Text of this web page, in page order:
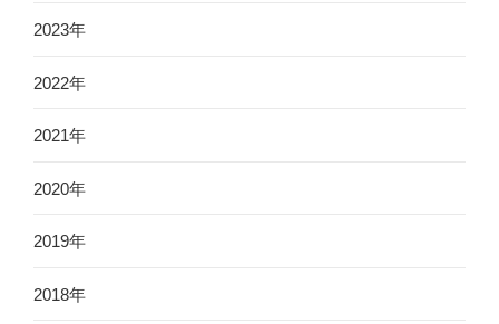
2023年
2022年
2021年
2020年
2019年
2018年